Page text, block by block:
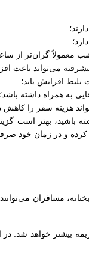
معمولاً گران‌تر از
می‌تواند باعث
افزایش یابد؛
به همراه داشته باشد؛
هزینه سفر را کاهش
بهتر است
کرده و در زمان خود
مسافران
خواهد شد. در